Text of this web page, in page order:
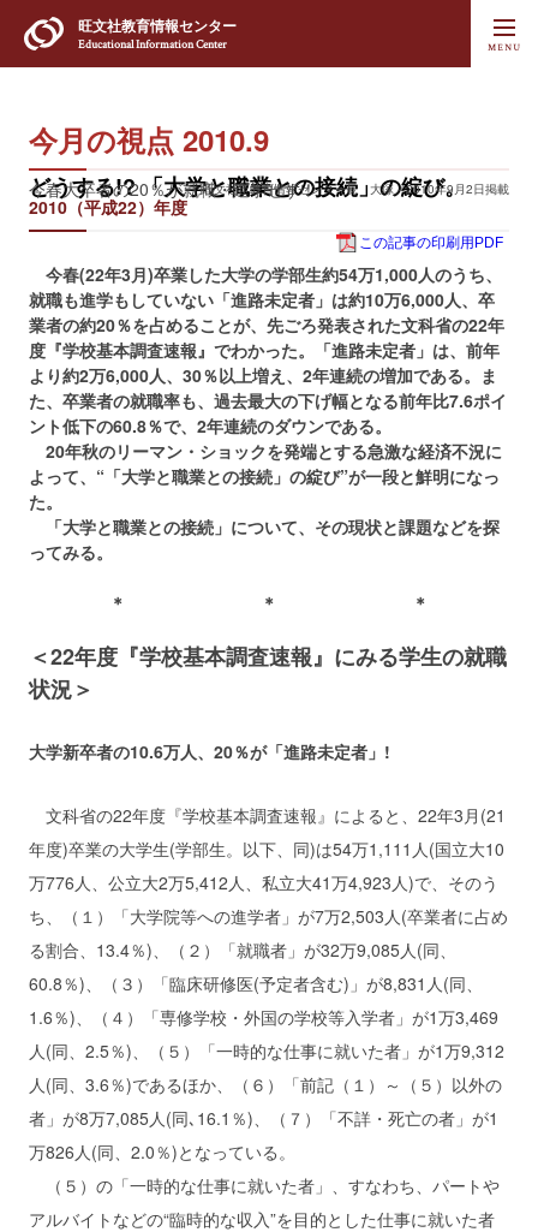
旺文社教育情報センター
Educational Information Center
今月の視点 2010.9
どうする!? 「大学と職業との接続」の綻び。
今春大卒者の20％が就職・進学せず！旺文社 教育情報センター長 大塚／2010年9月2日掲載
2010（平成22）年度
この記事の印刷用PDF
今春(22年3月)卒業した大学の学部生約54万1,000人のうち、
就職も進学もしていない「進路未定者」は約10万6,000人、卒
業者の約20％を占めることが、先ごろ発表された文科省の22年
度『学校基本調査速報』でわかった。「進路未定者」は、前年
より約2万6,000人、30％以上増え、2年連続の増加である。ま
た、卒業者の就職率も、過去最大の下げ幅となる前年比7.6ポイ
ント低下の60.8％で、2年連続のダウンである。
20年秋のリーマン・ショックを発端とする急激な経済不況に
よって、“「大学と職業との接続」の綻び”が一段と鮮明になっ
た。
「大学と職業との接続」について、その現状と課題などを探
ってみる。
＊ ＊ ＊
＜22年度『学校基本調査速報』にみる学生の就職
状況＞
大学新卒者の10.6万人、20％が「進路未定者」!
文科省の22年度『学校基本調査速報』によると、22年3月(21
年度)卒業の大学生(学部生。以下、同)は54万1,111人(国立大10
万776人、公立大2万5,412人、私立大41万4,923人)で、そのう
ち、（１）「大学院等への進学者」が7万2,503人(卒業者に占め
る割合、13.4％)、（２）「就職者」が32万9,085人(同、
60.8％)、（３）「臨床研修医(予定者含む)」が8,831人(同、
1.6％)、（４）「専修学校・外国の学校等入学者」が1万3,469
人(同、2.5％)、（５）「一時的な仕事に就いた者」が1万9,312
人(同、3.6％)であるほか、（６）「前記（１）～（５）以外の
者」が8万7,085人(同､16.1％)、（７）「不詳・死亡の者」が1
万826人(同、2.0％)となっている。
（５）の「一時的な仕事に就いた者」、すなわち、パートや
アルバイトなどの“臨時的な収入”を目的とした仕事に就いた者